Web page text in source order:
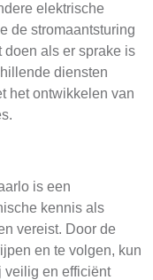
elektrische
de stromaantsturing
doen als er sprake is
diensten
het ontwikkelen van
is een
kennis als
vereist. Door de
en te volgen, kun
veilig en efficiënt